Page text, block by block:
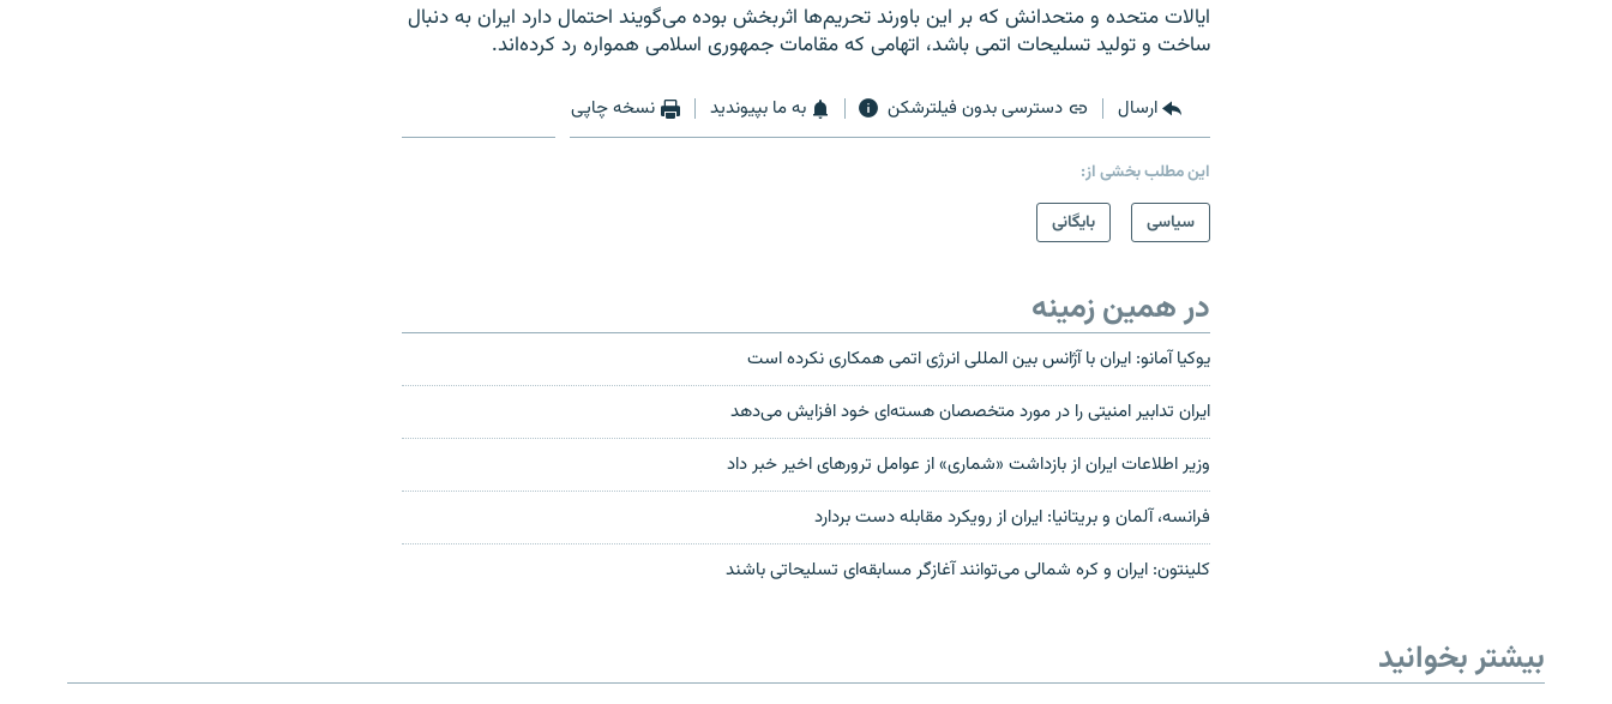
ایالات متحده و متحدانش که بر این باورند تحریم‌ها اثربخش بوده می‌گویند احتمال دارد ایران به دنبال
ساخت و تولید تسلیحات اتمی باشد، اتهامی که مقامات جمهوری اسلامی همواره رد کرده‌اند.
ارسال دسترسی بدون فیلترشکن به ما بپیوندید نسخه چاپی
این مطلب بخشی از:
سیاسی
بایگانی
در همین زمینه
یوکیا آمانو: ایران با آژانس بین المللی انرژی اتمی همکاری نکرده است
ایران تدابیر امنیتی را در مورد متخصصان هسته‌ای خود افزایش می‌دهد
وزير اطلاعات ايران از بازداشت «شماری» از عوامل ترورهای اخير خبر داد
فرانسه، آلمان و بریتانیا:‌ ایران از رویکرد مقابله دست بردارد
کلینتون: ایران و کره شمالی می‌توانند آغازگر مسابقه‌ای تسلیحاتی باشند
بیشتر بخوانید